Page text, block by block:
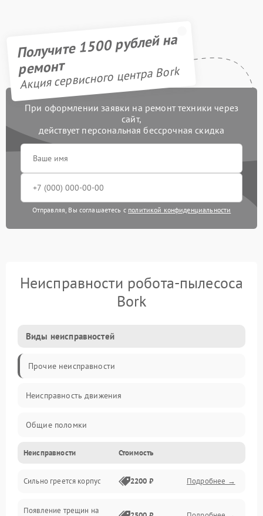
Получите 1500 рублей на
ремонт
Акция сервисного центра Bork
При оформлении заявки на ремонт техники через
сайт,
действует персональная бессрочная скидка
Отправляя, Вы соглашаетесь с политикой конфиденциальности
Неисправности робота-пылесоса
Bork
Виды неисправностей
Прочие неисправности
Неисправность движения
Общие поломки
Неисправность датчиков
Неисправность программного обеспечения
Проблемы с сигналом
Неисправности Стоимость
Сильно греется корпус 2200 ₽ Подробнее →
Появление трещин на